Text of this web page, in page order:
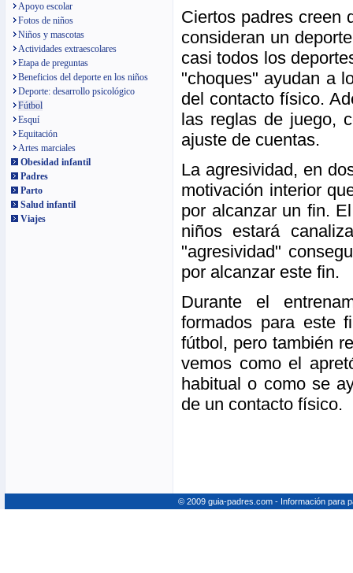
Apoyo escolar
Fotos de niños
Niños y mascotas
Actividades extraescolares
Etapa de preguntas
Beneficios del deporte en los niños
Deporte: desarrollo psicológico
Fútbol
Esquí
Equitación
Artes marciales
Obesidad infantil
Padres
Parto
Salud infantil
Viajes
Ciertos padres creen
consideran un
casi todos los
"choques" ayudan a
del contacto físico.
las reglas de juego,
ajuste de cuentas.
La agresividad, en
motivación interior
por alcanzar un fin.
niños estará
"agresividad"
por alcanzar este fin.
Durante el
formados para este
fútbol, pero también
vemos como el
habitual o como se
de un contacto físico.
© 2009 guia-padres.com - Información para